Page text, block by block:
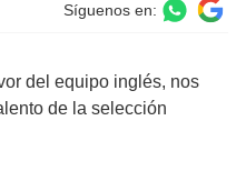
Síguenos en:
del equipo inglés, nos
de la selección